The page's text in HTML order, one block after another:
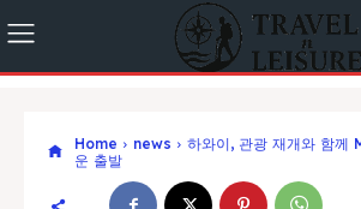
Home news
하와이, 관광 재개와 함께
운 출발